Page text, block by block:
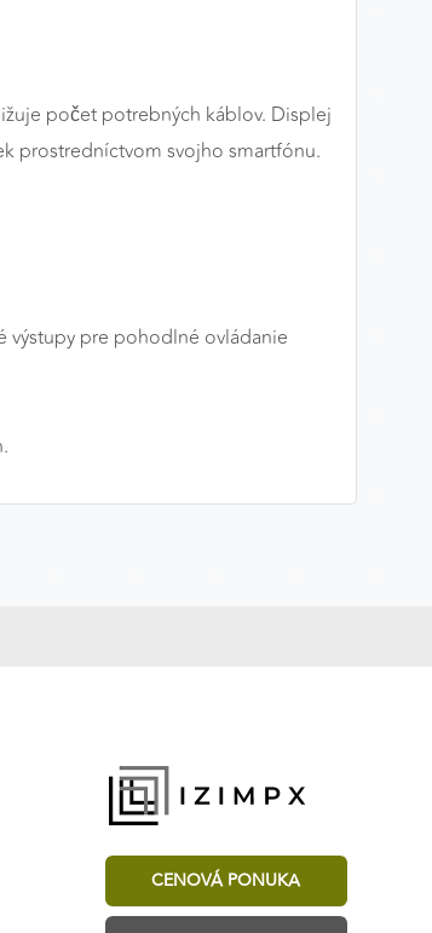
počet potrebných káblov. Displej
prostredníctvom svojho smartfónu.
výstupy pre pohodlné ovládanie
CENOVÁ PONUKA